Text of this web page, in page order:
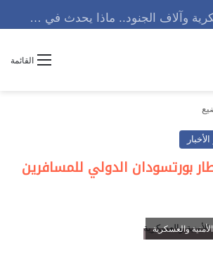
القائمة
بورتسودان الدولي للمسافرين
والعسكرية